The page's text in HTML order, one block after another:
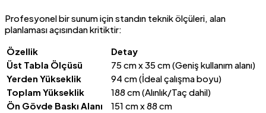
Profesyonel bir sunum için standın teknik ölçüleri, alan
planlaması açısından kritiktir:
Özellik
Detay
Üst Tabla Ölçüsü
75 cm x 35 cm (Geniş kullanım alanı)
Yerden Yükseklik
94 cm (İdeal çalışma boyu)
Toplam Yükseklik
188 cm (Alınlık/Taç dahil)
Ön Gövde Baskı Alanı
151 cm x 88 cm